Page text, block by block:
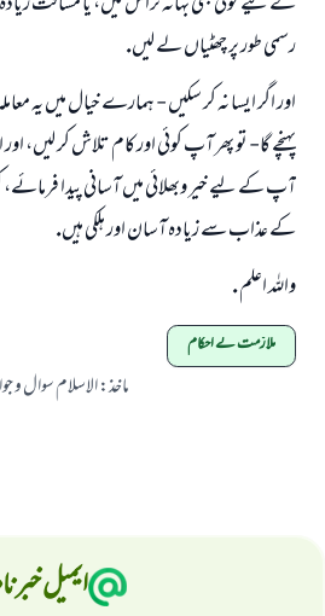
رسمى طور پر چھٹياں لے ليں.
اور اگر ايسا نہ كر سكيں - ہمارے خيال ميں يہ
پہنچے گا- تو پھر آپ كوئى اور كام تلاش كر ليں،
آپ كے ليے خير وبھلائى ميں آسانى پيدا
كے عذاب سے زيادہ آسان اور ہلكى ہيں.
واللہ اعلم .
ملازمت کے احکام
ماخذ:الاسلام سوال و
ایمیل